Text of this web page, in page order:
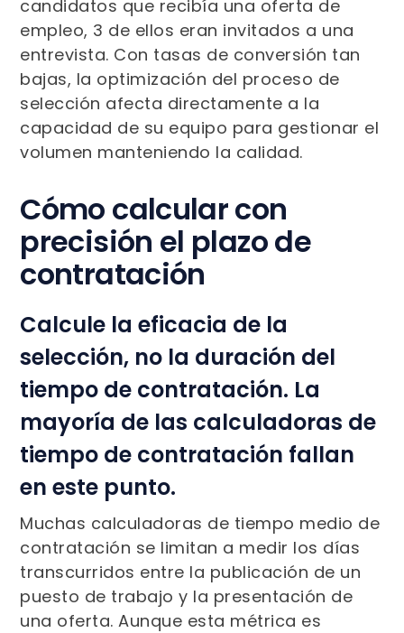
candidatos que recibía una oferta de
empleo, 3 de ellos eran invitados a una
entrevista. Con tasas de conversión tan
bajas, la optimización del proceso de
selección afecta directamente a la
capacidad de su equipo para gestionar el
volumen manteniendo la calidad.
Cómo calcular con
precisión el plazo de
contratación
Calcule la eficacia de la
selección, no la duración del
tiempo de contratación. La
mayoría de las calculadoras de
tiempo de contratación fallan
en este punto.
Muchas calculadoras de tiempo medio de
contratación se limitan a medir los días
transcurridos entre la publicación de un
puesto de trabajo y la presentación de
una oferta. Aunque esta métrica es